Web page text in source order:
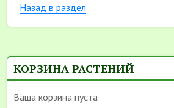
Назад в раздел
КОРЗИНА РАСТЕНИЙ
Ваша корзина пуста